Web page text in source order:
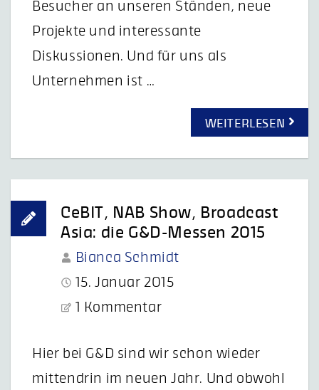
Besucher an unseren Ständen, neue
Projekte und interessante
Diskussionen. Und für uns als
Unternehmen ist …
WEITERLESEN
CeBIT, NAB Show, Broadcast
Asia: die G&D-Messen 2015
Bianca Schmidt
15. Januar 2015
1 Kommentar
Hier bei G&D sind wir schon wieder
mittendrin im neuen Jahr. Und obwohl